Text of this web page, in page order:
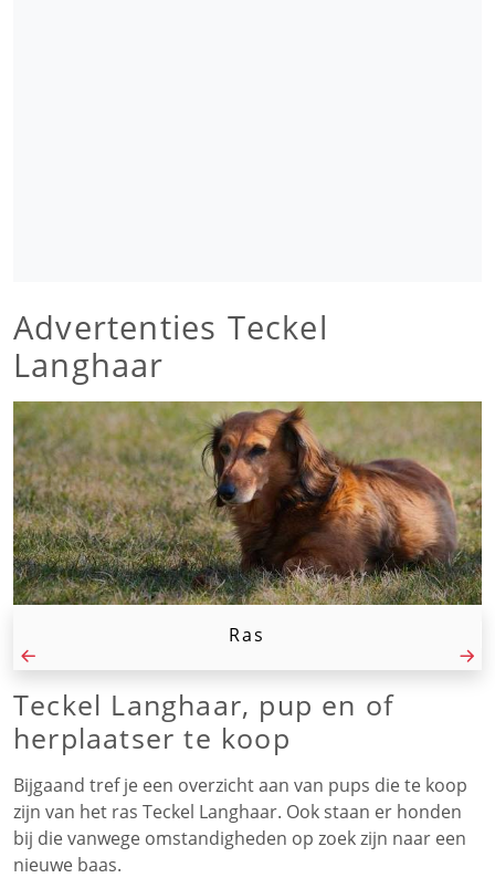
Advertenties Teckel
Langhaar
Ras
Teckel Langhaar, pup en of
herplaatser te koop
Bijgaand tref je een overzicht aan van pups die te koop
zijn van het ras Teckel Langhaar. Ook staan er honden
bij die vanwege omstandigheden op zoek zijn naar een
nieuwe baas.